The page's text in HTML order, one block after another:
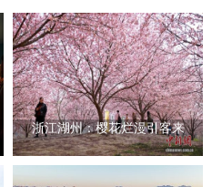
浙江湖州：樱花烂漫引客来